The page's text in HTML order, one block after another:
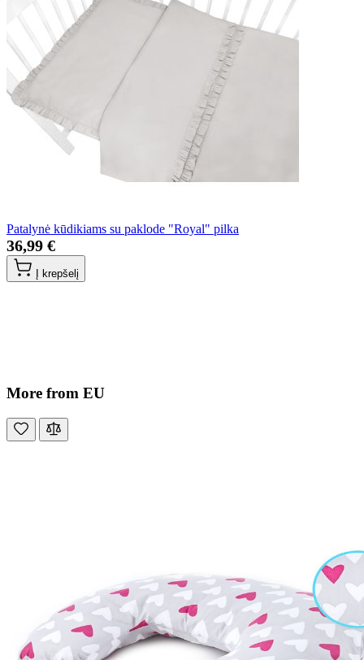
Patalynė kūdikiams su paklode "Royal" pilka
36,99 €
Į krepšelį
More from EU